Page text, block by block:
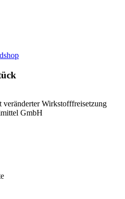
veränderter Wirkstofffreisetzung
GmbH